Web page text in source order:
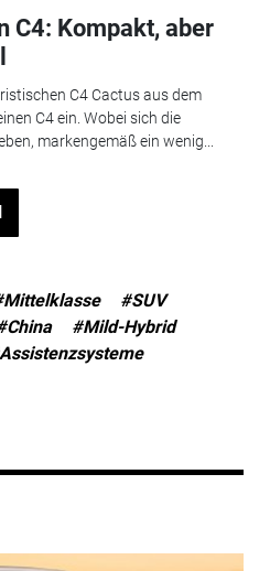
C4: Kompakt, aber
C4 Cactus aus dem
C4 ein. Wobei sich die
markengemäß ein wenig...
#SUV
#Mild-Hybrid